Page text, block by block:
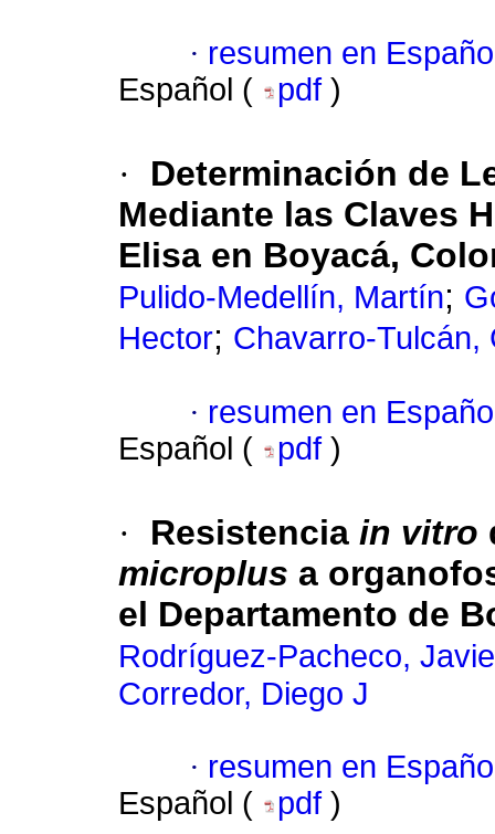
· resumen en
Español (
pdf )
·
Determinación de
Mediante las Claves
Elisa en Boyacá,
Pulido-Medellín, Martín;
Hector; Chavarro-Tulcán,
· resumen en
Español (
pdf )
· Resistencia in vitro
microplus a
el Departamento de
Rodríguez-Pacheco,
Corredor, Diego J
· resumen en
Español (
pdf )